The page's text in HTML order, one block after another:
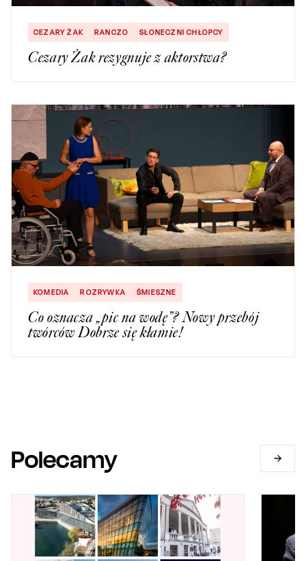
CEZARY ŻAK RANCZO SŁONECZNI CHŁOPCY
Cezary Żak rezygnuje z aktorstwa?
KOMEDIA ROZRYWKA ŚMIESZNE
Co oznacza „pic na wodę”? Nowy przebój
twórców Dobrze się kłamie!
Polecamy